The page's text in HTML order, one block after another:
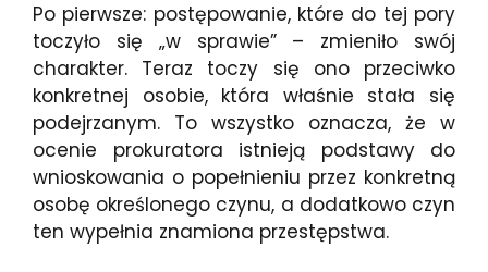
Po pierwsze: postępowanie, które do tej pory
toczyło się „w sprawie” – zmieniło swój
charakter. Teraz toczy się ono przeciwko
konkretnej osobie, która właśnie stała się
podejrzanym. To wszystko oznacza, że w
ocenie prokuratora istnieją podstawy do
wnioskowania o popełnieniu przez konkretną
osobę określonego czynu, a dodatkowo czyn
ten wypełnia znamiona przestępstwa.